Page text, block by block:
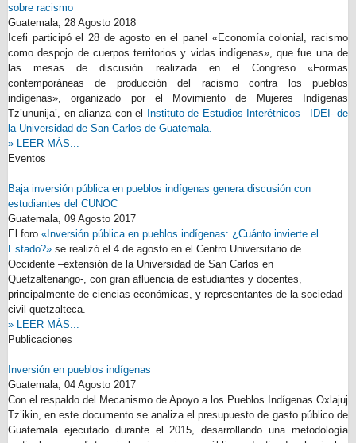
sobre racismo
Guatemala, 28 Agosto 2018
Icefi participó el 28 de agosto en el panel «Economía colonial, racismo
como despojo de cuerpos territorios y vidas indígenas», que fue una de
las mesas de discusión realizada en el Congreso «Formas
contemporáneas de producción del racismo contra los pueblos
indígenas», organizado por el Movimiento de Mujeres Indígenas
Tz’ununija’, en alianza con el Instituto de Estudios Interétnicos –IDEI- de
la Universidad de San Carlos de Guatemala.
» LEER MÁS...
Eventos
Baja inversión pública en pueblos indígenas genera discusión con
estudiantes del CUNOC
Guatemala, 09 Agosto 2017
El foro «Inversión pública en pueblos indígenas: ¿Cuánto invierte el
Estado?» se realizó el 4 de agosto en el Centro Universitario de
Occidente –extensión de la Universidad de San Carlos en
Quetzaltenango-, con gran afluencia de estudiantes y docentes,
principalmente de ciencias económicas, y representantes de la sociedad
civil quetzalteca.
» LEER MÁS...
Publicaciones
Inversión en pueblos indígenas
Guatemala, 04 Agosto 2017
Con el respaldo del Mecanismo de Apoyo a los Pueblos Indígenas Oxlajuj
Tz’ikin, en este documento se analiza el presupuesto de gasto público de
Guatemala ejecutado durante el 2015, desarrollando una metodología